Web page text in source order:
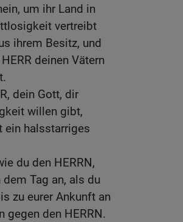
um ihr Land in
vertreibt
ihrem Besitz, und
deinen Vätern
dein Gott, dir
willen gibt,
ein halsstarriges
du den HERRN,
Tag an, als du
zu eurer Ankunft an
den HERRN.